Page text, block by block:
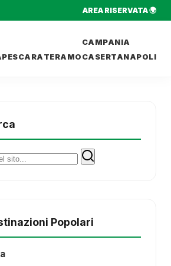
AREA RISERVATA 🌍
PESCARA TERAMO
CAMPANIA
CASERTANAPOLI
Popolari